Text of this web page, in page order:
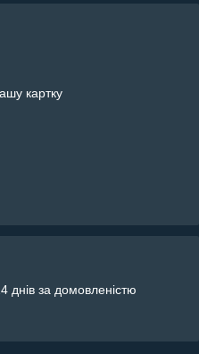
картку
днів за домовленістю